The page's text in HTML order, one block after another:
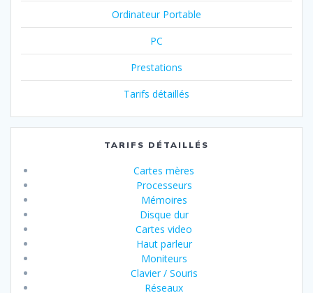
Ordinateur Portable
PC
Prestations
Tarifs détaillés
TARIFS DÉTAILLÉS
Cartes mères
Processeurs
Mémoires
Disque dur
Cartes video
Haut parleur
Moniteurs
Clavier / Souris
Réseaux